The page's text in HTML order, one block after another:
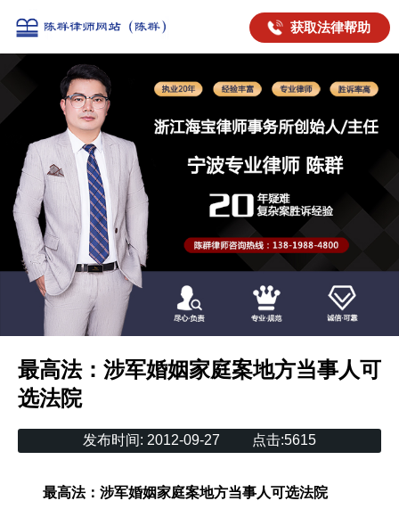
获取法律帮助
最高法：涉军婚姻家庭案地方当事人可
选法院
发布时间: 2012-09-27 点击:5615
最高法：涉军婚姻家庭案地方当事人可选法院